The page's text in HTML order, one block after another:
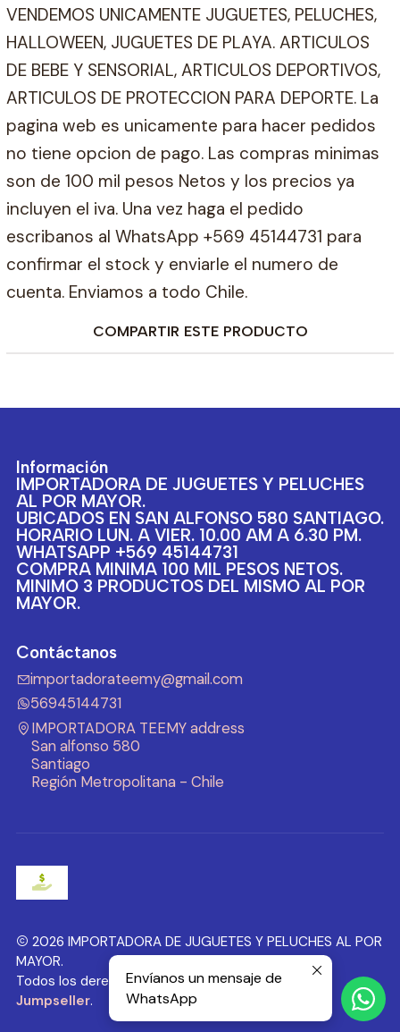
VENDEMOS UNICAMENTE JUGUETES, PELUCHES,
HALLOWEEN, JUGUETES DE PLAYA. ARTICULOS
DE BEBE Y SENSORIAL, ARTICULOS DEPORTIVOS,
ARTICULOS DE PROTECCION PARA DEPORTE. La
pagina web es unicamente para hacer pedidos
no tiene opcion de pago. Las compras minimas
son de 100 mil pesos Netos y los precios ya
incluyen el iva. Una vez haga el pedido
escribanos al WhatsApp +569 45144731 para
confirmar el stock y enviarle el numero de
cuenta. Enviamos a todo Chile.
COMPARTIR ESTE PRODUCTO
Información
IMPORTADORA DE JUGUETES Y PELUCHES
AL POR MAYOR.
UBICADOS EN SAN ALFONSO 580 SANTIAGO.
HORARIO LUN. A VIER. 10.00 AM A 6.30 PM.
WHATSAPP +569 45144731
COMPRA MINIMA 100 MIL PESOS NETOS.
MINIMO 3 PRODUCTOS DEL MISMO AL POR
MAYOR.
Contáctanos
importadorateemy@gmail.com
56945144731
IMPORTADORA TEEMY address
San alfonso 580
Santiago
Región Metropolitana - Chile
2026 IMPORTADORA DE JUGUETES Y PELUCHES AL POR
MAYOR.
Todos los derechos reservados.Desarrollado por
Jumpseller.
Envíanos un mensaje de
WhatsApp